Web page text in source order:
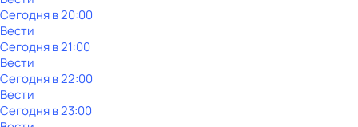
Сегодня в 20:00
Вести
Сегодня в 21:00
Вести
Сегодня в 22:00
Вести
Сегодня в 23:00